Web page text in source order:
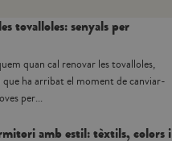
tovalloles: senyals per
quan cal renovar les tovalloles,
que ha arribat el moment de canviar-
per...
amb estil: tèxtils, colors i